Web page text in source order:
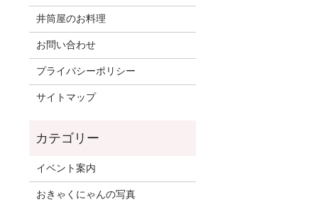
井筒屋のお料理
お問い合わせ
プライバシーポリシー
サイトマップ
イベント案内
おきゃくにゃんの写真